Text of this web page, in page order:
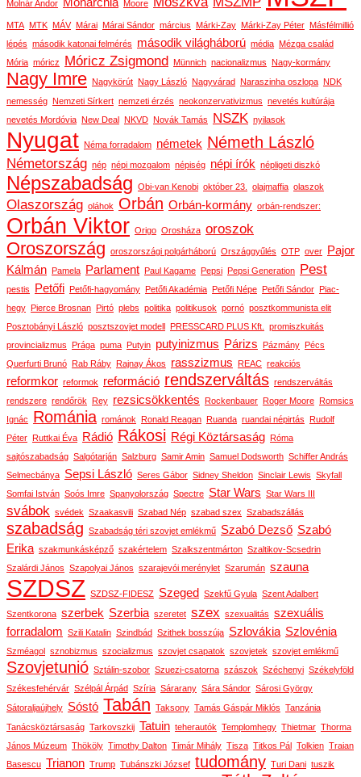
Molnár Andor Monarchia Moore
MTA MTK MÁV Márai Márai Sándor március Márki-Zay Márki-Zay Péter Másfélmillió
lépés második katonai felmérés második világháború média Mézga család
Mória móricz Móricz Zsigmond Münnich nacionalizmus Nagy-kormány
Nagy Imre Nagykörút Nagy László Nagyvárad Naraszinha oszlopa NDK
nemesség Nemzeti Sírkert nemzeti érzés neokonzervativizmus nevetés kultúrája
nevetés Mordóvia New Deal NKVD Novák Tamás NSZK nyilasok
Nyugat Néma forradalom németek Németh László
Németország nép népi mozgalom népiség népi írók népligeti diszkó
Népszabadság Obi-van Kenobi október 23. olajmaffia olaszok
Olaszország oláhok Orbán Orbán-kormány orbán-rendszer:
Orbán Viktor Origo Orosháza oroszok
Oroszország oroszországi polgárháború Országgyűlés OTP over
Pajor
Kálmán
Pamela Parlament Paul Kagame Pepsi Pepsi Generation Pest
pestis Petőfi Petőfi-hagyomány Petőfi Akadémia Petőfi Népe Petőfi Sándor
Piac-
hegy
Pierce Brosnan Pirtó plebs politika politikusok pornó posztkommunista elit
Posztobányi László posztszovjet modell PRESSCARD PLUS Kft.
promiszkuitás
provincializmus
Prága puma Putyin putyinizmus Párizs Pázmány
Pécs
Querfurti Brunó
Rab Ráby Rajnay Ákos rasszizmus REAC reakciós
reformkor reformok reformáció rendszerváltás rendszerváltás
rendszere rendőrök Rey rezsicsökkentés Rockenbauer Roger Moore
Romsics
Ignác
Románia románok Ronald Reagan Ruanda ruandai népirtás
Rudolf
Péter
Ruttkai Éva Rádió Rákosi Régi Köztársaság
Róma
sajtószabadság Salgótarján Salzburg Samir Amin Samuel Dodsworth Schiffer András
Selmecbánya Sepsi László Seres Gábor Sidney Sheldon Sinclair Lewis Skyfall
Somfai István Soós Imre Spanyolország Spectre Star Wars Star Wars III
svábok svédek Szaakasvili Szabad Nép szabad szex Szabadszállás
szabadság Szabadság téri szovjet emlékmű Szabó Dezső Szabó
Erika szakmunkásképző szakértelem Szalkszentmárton Szaltikov-Scsedrin
Szalárdi János Szapolyai János szarajevói merénylet Szarumán szauna
SZDSZ SZDSZ-FIDESZ Szeged Szekfű Gyula Szent Adalbert
Szentkorona szerbek Szerbia szeretet szex szexualitás szexuális
forradalom Szili Katalin Szindbád Szithek bosszúja Szlovákia Szlovénia
Szméagol sznobizmus szocializmus szovjet csapatok szovjetek szovjet emlékmű
Szovjetunió Sztálin-szobor Szuezi-csatorna szászok Széchenyi Székelyföld
Székesfehérvár Szélpál Árpád Szíria Sárarany Sára Sándor Sárosi György
Sátoraljaújhely Sóstó Tabán Taksony Tamás Gáspár Miklós Tanzánia
Tanácsköztársaság Tarkovszkij Tatuin teherautók Templomhegy Thietmar Thorma
János Múzeum Thököly Timothy Dalton Timár Mihály Tisza Titkos Pál Tolkien Traian
Basescu Trianon Trump Tubánszki József tudomány Turi Dani tuszik